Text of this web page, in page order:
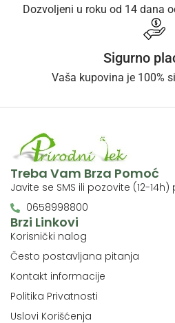
Dozvoljeni u roku od 14 dana
Sigurno
Vaša kupovina je 100%
Brzi Linkovi
Korisnički nalog
Često postavljana pitanja
Kontakt informacije
Politika Privatnosti
Uslovi Korišćenja
Treba Vam Brza Pomoć
Javite se SMS ili pozovite (12-
0658998800